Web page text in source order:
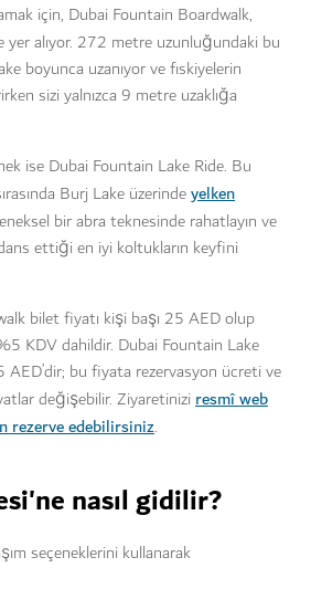
için, Dubai Fountain Boardwalk,
yer alıyor. 272 metre uzunluğundaki bu
boyunca uzanıyor ve fıskiyelerin
sizi yalnızca 9 metre uzaklığa
ise Dubai Fountain Lake Ride. Bu
Burj Lake üzerindeyelken
bir abra teknesinde rahatlayın ve
ettiği en iyi koltukların keyfini
bilet fiyatı kişi başı 25 AED olup
KDV dahildir. Dubai Fountain Lake
AED’dir; bu fiyata rezervasyon ücreti ve
değişebilir. Ziyaretinizi resmî web
rezerve edebilirsiniz.
nasıl gidilir?
seçeneklerini kullanarak